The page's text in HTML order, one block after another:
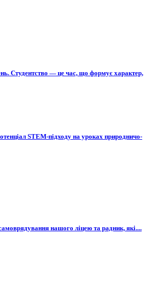
Студентство — це час, що формує характер,
STEM-підходу на уроках природничо-
нашого ліцею та радник, які....